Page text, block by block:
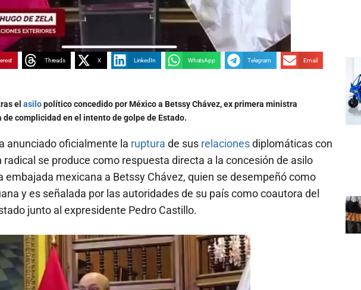
Threads X LinkedIn WhatsApp Telegram Email
el asilopolítico concedido por México a Betssy Chávez, ex primera ministra
de complicidad en el intento de golpe de Estado.
anunciado oficialmente la ruptura de sus relacionesdiplomáticas con
radical se produce como respuesta directa a la concesión de asilo
embajada mexicana a Betssy Chávez, quien se desempeñó como
y es señalada por las autoridades de su país como coautora del
junto al expresidente Pedro Castillo.